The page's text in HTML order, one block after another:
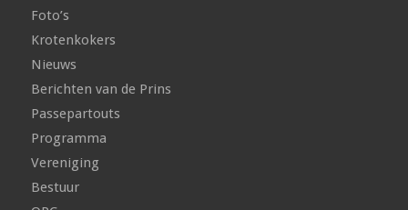
Foto’s
Krotenkokers
Nieuws
Berichten van de Prins
Passepartouts
Programma
Vereniging
Bestuur